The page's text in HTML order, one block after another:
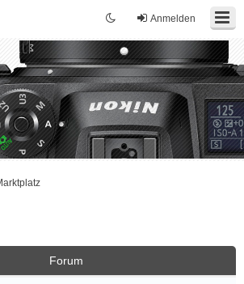
Anmelden
Forum